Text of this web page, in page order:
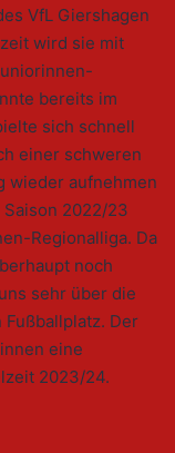
VfL Giershagen
wird sie mit
bereits im
sich schnell
einer schweren
wieder aufnehmen
2022/23
Regionalliga. Da
noch
sehr über die
Der
eine
2023/24.